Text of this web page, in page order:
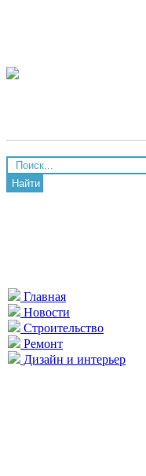
Найти
Главная
Новости
Строительство
Ремонт
Дизайн и интерьер